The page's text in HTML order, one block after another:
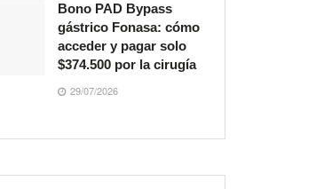
Bono PAD Bypass
gástrico Fonasa: cómo
acceder y pagar solo
$374.500 por la cirugía
29/07/2026